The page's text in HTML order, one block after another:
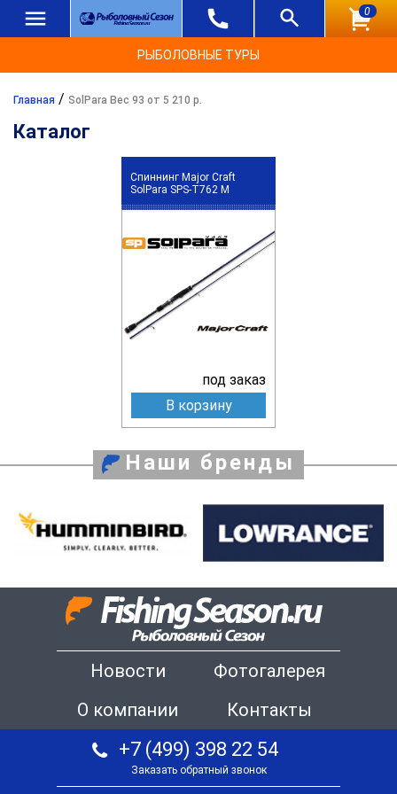
0
РЫБОЛОВНЫЕ ТУРЫ
Главная / SolPara Вес 93 от 5 210 р.
Каталог
Спиннинг Major Craft
SolPara SPS-T762 M
под заказ
В корзину
Наши бренды
Новости
Фотогалерея
О компании
Контакты
+7 (499) 398 22 54
Заказать обратный звонок